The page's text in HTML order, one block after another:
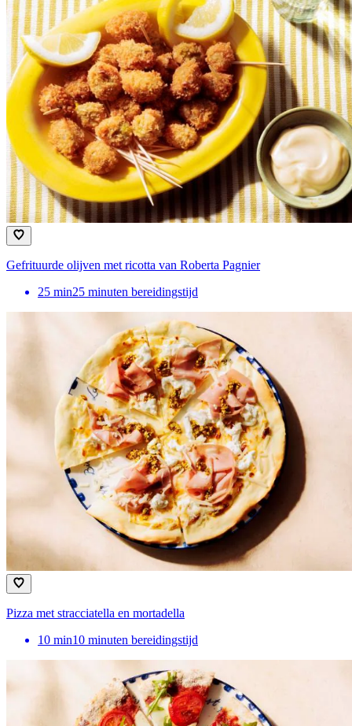
Gefrituurde olijven met ricotta van Roberta Pagnier
25 min25 minuten bereidingstijd
Pizza met stracciatella en mortadella
10 min10 minuten bereidingstijd